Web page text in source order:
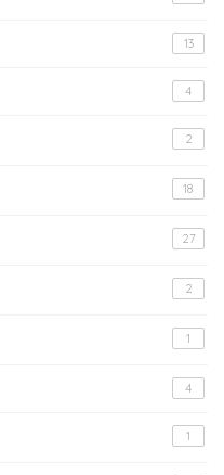
13
4
2
18
27
2
1
4
1